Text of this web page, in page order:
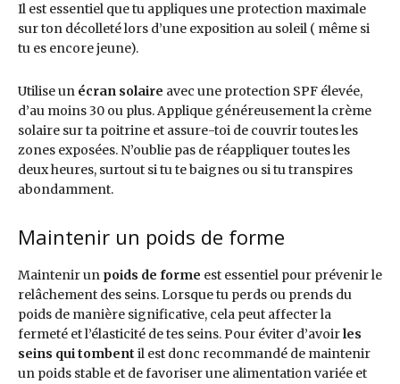
Il est essentiel que tu appliques une protection maximale
sur ton décolleté lors d’une exposition au soleil ( même si
tu es encore jeune).
Utilise un écran solaire avec une protection SPF élevée,
d’au moins 30 ou plus. Applique généreusement la crème
solaire sur ta poitrine et assure-toi de couvrir toutes les
zones exposées. N’oublie pas de réappliquer toutes les
deux heures, surtout si tu te baignes ou si tu transpires
abondamment.
Maintenir un poids de forme
Maintenir un poids de forme est essentiel pour prévenir le
relâchement des seins. Lorsque tu perds ou prends du
poids de manière significative, cela peut affecter la
fermeté et l’élasticité de tes seins. Pour éviter d’avoirles
seins qui tombent il est donc recommandé de maintenir
un poids stable et de favoriser une alimentation variée et